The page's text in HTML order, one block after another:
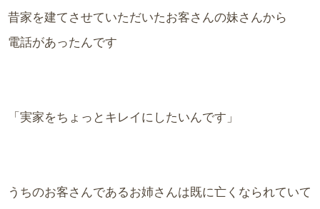
昔家を建てさせていただいたお客さんの妹さんから
電話があったんです
「実家をちょっとキレイにしたいんです」
うちのお客さんであるお姉さんは既に亡くなられていて